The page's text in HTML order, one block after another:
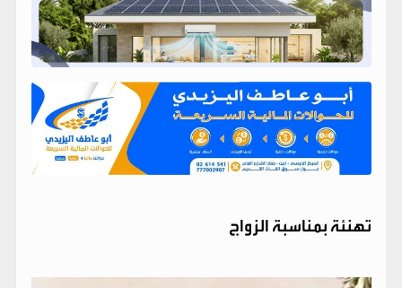
تهنئة بمناسبة الزواج